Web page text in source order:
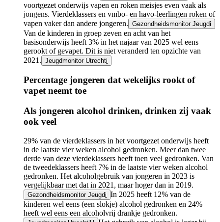
voortgezet onderwijs vapen en roken meisjes even vaak als
jongens. Vierdeklassers en vmbo- en havo-leerlingen roken of
vapen vaker dan andere jongeren. Gezondheidsmonitor Jeugdi
Van de kinderen in groep zeven en acht van het
basisonderwijs heeft 3% in het najaar van 2025 wel eens
gerookt of gevapet. Dit is niet veranderd ten opzichte van
2021. Jeugdmonitor Utrechti
Percentage jongeren dat wekelijks rookt of
vapet neemt toe
Infogram
URL
Als jongeren alcohol drinken, drinken zij vaak
ook veel
29% van de vierdeklassers in het voortgezet onderwijs heeft
in de laatste vier weken alcohol gedronken. Meer dan twee
derde van deze vierdeklassers heeft toen veel gedronken. Van
de tweedeklassers heeft 7% in de laatste vier weken alcohol
gedronken. Het alcoholgebruik van jongeren in 2023 is
vergelijkbaar met dat in 2021, maar hoger dan in 2019.
Gezondheidsmonitor Jeugdi In 2025 heeft 12% van de
kinderen wel eens (een slokje) alcohol gedronken en 24%
heeft wel eens een alcoholvrij drankje gedronken.